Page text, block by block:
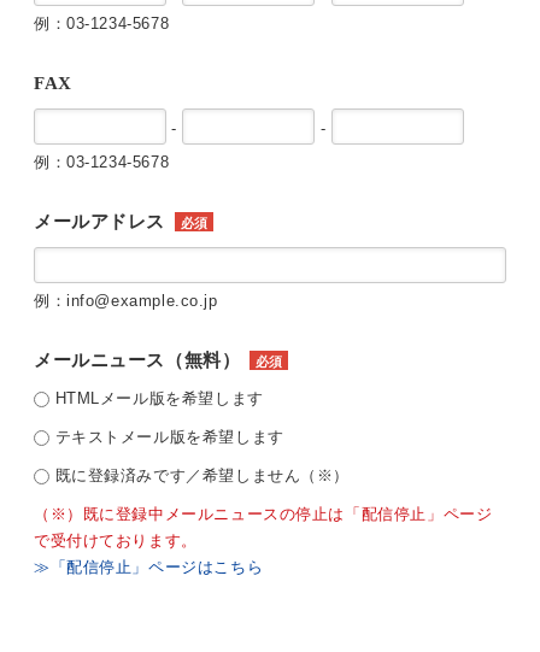
例：03-1234-5678
FAX
-
-
例：03-1234-5678
メールアドレス 必須
例：info@example.co.jp
メールニュース（無料） 必須
HTMLメール版を希望します
テキストメール版を希望します
既に登録済みです／希望しません（※）
（※）既に登録中メールニュースの停止は「配信停止」ページ
で受付けております。
≫「配信停止」ページはこちら